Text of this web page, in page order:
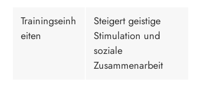
Trainingseinh
eiten
Steigert geistige
Stimulation und
soziale
Zusammenarbeit